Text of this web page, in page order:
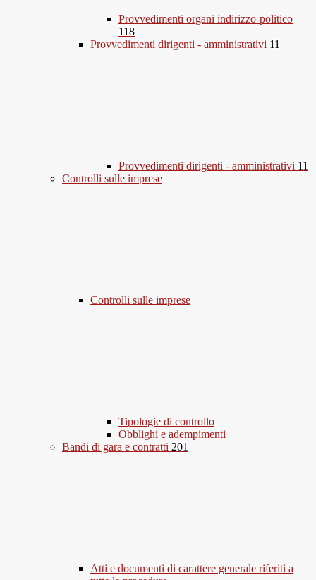
Provvedimenti organi indirizzo-politico
118
Provvedimenti dirigenti - amministrativi 11
Provvedimenti dirigenti - amministrativi 11
Controlli sulle imprese
Controlli sulle imprese
Tipologie di controllo
Obblighi e adempimenti
Bandi di gara e contratti 201
Atti e documenti di carattere generale riferiti a